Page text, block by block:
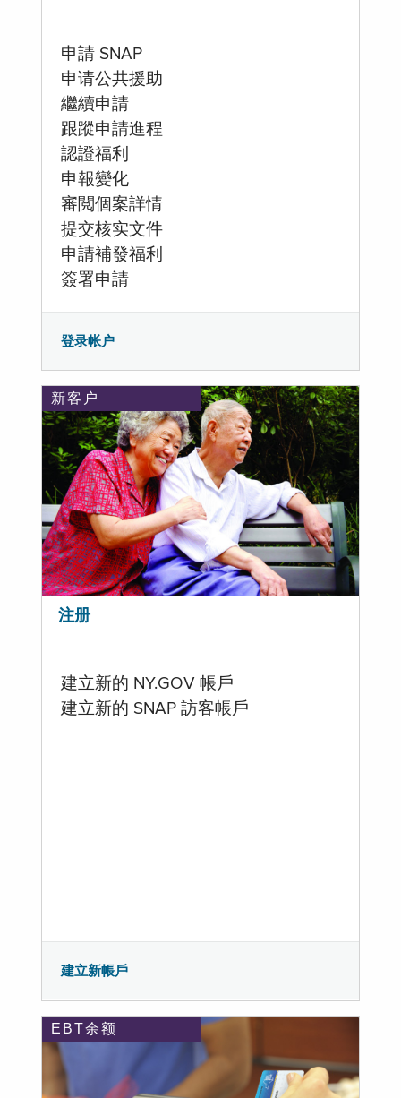
申請 SNAP
申请公共援助
繼續申請
跟蹤申請進程
認證福利
申報變化
審閲個案詳情
提交核实文件
申請補發福利
簽署申請
登录帐户
新客户
注册
建立新的 NY.GOV 帳戶
建立新的 SNAP 訪客帳戶
建立新帳戶
EBT余额